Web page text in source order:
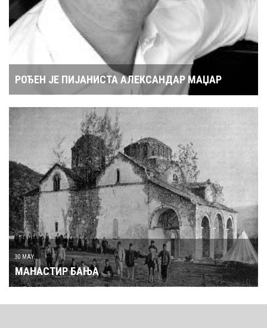
РОЂЕН ЈЕ ПИЈАНИСТА АЛЕКСАНДАР МАЏАР
30 MAY
МАНАСТИР БАЊА